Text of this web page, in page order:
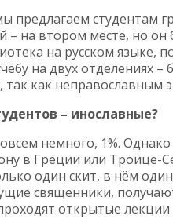
студентам
– на втором месте, но
на русском языке,
на двух отделениях –
как неправославным
– инославные?
немного, 1%.
в Греции или Троице-
один скит, в нём
священники,
открытые